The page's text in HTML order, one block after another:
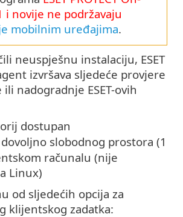
i novije ne podržavaju
mobilnim uređajima.
neuspješnu instalaciju, ESET
izvršava sljedeće provjere
nadogradnje ESET-ovih
dostupan
slobodnog prostora (1
računalu (nije
Linux)
od sljedećih opcija za
klijentskog zadatka: